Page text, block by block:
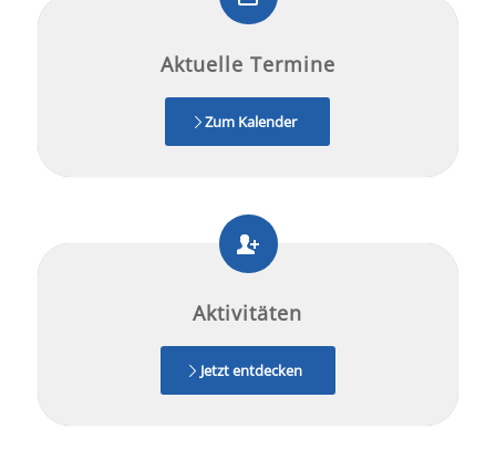
Aktuelle Termine
Zum Kalender
Aktivitäten
Jetzt entdecken